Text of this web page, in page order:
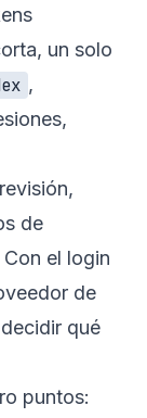
un solo
,
de
el login
de
qué
puntos: